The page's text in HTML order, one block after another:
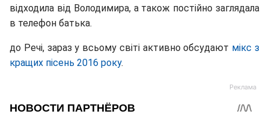
відходила від Володимира, а також постійно заглядала
в телефон батька.
до Речі, зараз у всьому світі активно обсудают мікс з
кращих пісень 2016 року.